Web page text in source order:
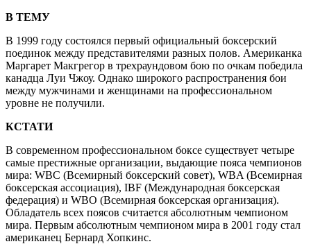
В ТЕМУ
В 1999 году состоялся первый официальный боксерский
поединок между представителями разных полов. Американка
Маргарет Макгрегор в трехраундовом бою по очкам победила
канадца Луи Чжоу. Однако широкого распространения бои
между мужчинами и женщинами на профессиональном
уровне не получили.
КСТАТИ
В современном профессиональном боксе существует четыре
самые престижные организации, выдающие пояса чемпионов
мира: WBC (Всемирный боксерский совет), WBA (Всемирная
боксерская ассоциация), IBF (Международная боксерская
федерация) и WBO (Всемирная боксерская организация).
Обладатель всех поясов считается абсолютным чемпионом
мира. Первым абсолютным чемпионом мира в 2001 году стал
американец Бернард Хопкинс.